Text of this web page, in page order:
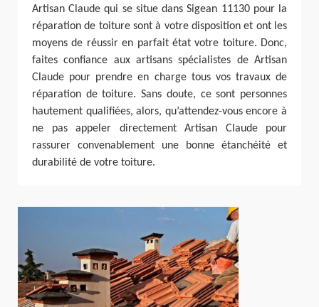
Artisan Claude qui se situe dans Sigean 11130 pour la
réparation de toiture sont à votre disposition et ont les
moyens de réussir en parfait état votre toiture. Donc,
faites confiance aux artisans spécialistes de Artisan
Claude pour prendre en charge tous vos travaux de
réparation de toiture. Sans doute, ce sont personnes
hautement qualifiées, alors, qu’attendez-vous encore à
ne pas appeler directement Artisan Claude pour
rassurer convenablement une bonne étanchéité et
durabilité de votre toiture.